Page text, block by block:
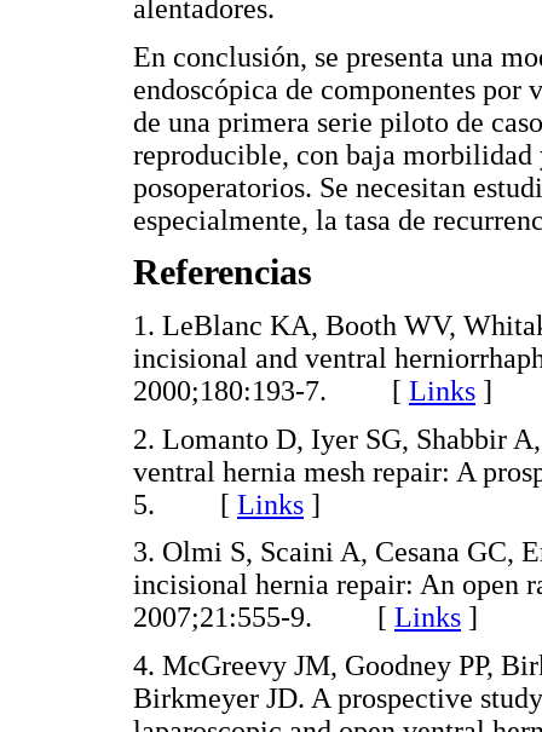
alentadores.
En conclusión, se presenta una
endoscópica de componentes por
de una primera serie piloto de
reproducible, con baja morbilidad
posoperatorios. Se necesitan
especialmente, la tasa de
Referencias
1. LeBlanc KA, Booth WV,
incisional and ventral
2000;180:193-7. [ Links ]
2. Lomanto D, Iyer SG, Shabbir
ventral hernia mesh repair: A
5. [ Links ]
3. Olmi S, Scaini A, Cesana GC,
incisional hernia repair: An open
2007;21:555-9. [ Links ]
4. McGreevy JM, Goodney PP,
Birkmeyer JD. A prospective